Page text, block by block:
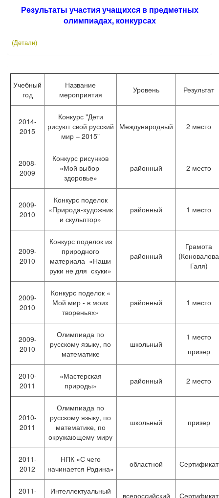
Результаты участия учащихся в предметных
олимпиадах, конкурсах
(Детали)
Учебный
год
Название
мероприятия
Уровень Результат
2014-
2015
Конкурс "Дети
рисуют свой русский
мир – 2015"
Международный 2 место
2008-
2009
Конкурс рисунков
«Мой выбор-
здоровье»
районный 2 место
2009-
2010
Конкурс поделок
«Природа-художник
и скульптор»
районный 1 место
2009-
2010
Конкурс поделок из
природного
материала «Наши
руки не для скуки»
районный
Грамота
(Коновалова
Галя)
2009-
2010
Конкурс поделок «
Мой мир - в моих
твореньях»
районный 1 место
2009-
2010
Олимпиада по
русскому языку, по
математике
школьный
1 место
призер
2010-
2011
«Мастерская
природы»
районный 2 место
2010-
2011
Олимпиада по
русскому языку, по
математике, по
окружающему миру
школьный призер
2011-
2012
НПК «С чего
начинается Родина»
областной Сертификат
2011-
Интеллектуальный
всероссийский Сертификат